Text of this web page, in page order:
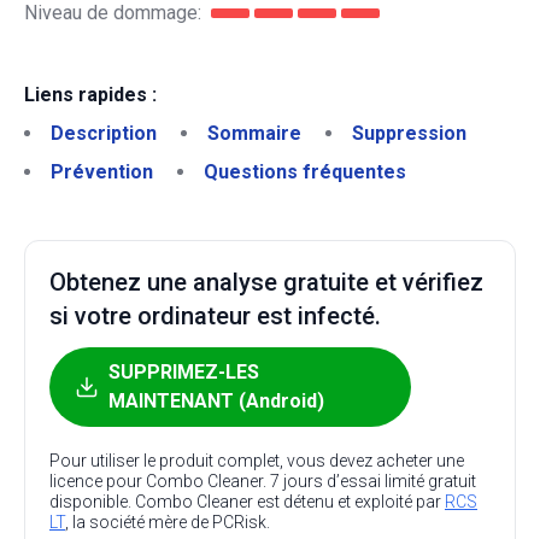
Niveau de dommage:
Liens rapides :
Description
Sommaire
Suppression
Prévention
Questions fréquentes
Obtenez une analyse gratuite et vérifiez
si votre ordinateur est infecté.
SUPPRIMEZ-LES
MAINTENANT (Android)
Pour utiliser le produit complet, vous devez acheter une
licence pour Combo Cleaner. 7 jours d’essai limité gratuit
disponible. Combo Cleaner est détenu et exploité par RCS
LT, la société mère de PCRisk.